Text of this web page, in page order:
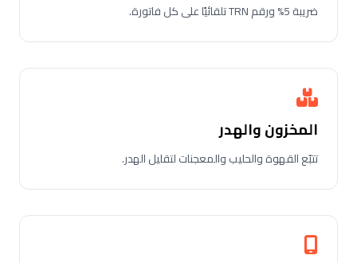
ضريبة 5% ورقم TRN تلقائيًا على كل فاتورة.
المخزون والهدر
تتبّع القهوة والحليب والمعجنات لتقليل الهدر.